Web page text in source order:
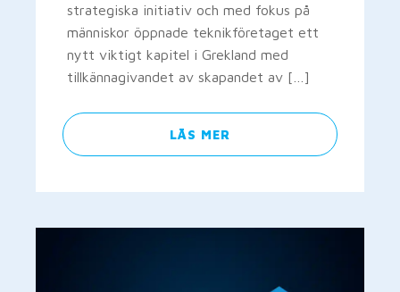
strategiska initiativ och med fokus på
människor öppnade teknikföretaget ett
nytt viktigt kapitel i Grekland med
tillkännagivandet av skapandet av […]
LÄS MER